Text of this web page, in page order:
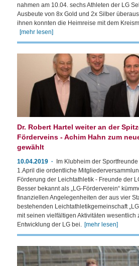
nahmen am 10.04. sechs Athleten der LG
Ausbeute von 8x Gold und 2x Silber
ihnen konnten die Heimreise mit dem
[mehr lesen]
Dr. Robert Hartel weiter an der
Förderveins - Achim Hahn zum
gewählt
10.04.2019
Im Klubheim der
1.April die ordentliche
Förderung der Leichtathletik - Freunde der
Besser bekannt als „LG-Förderverein“
finanziellen Angelegenheiten der aus vier
bestehenden Leichtathletikgemeinschaft
mit seinen vielfältigen Aktivitäten wesentlich
Entwicklung der LG bei. [mehr lesen]